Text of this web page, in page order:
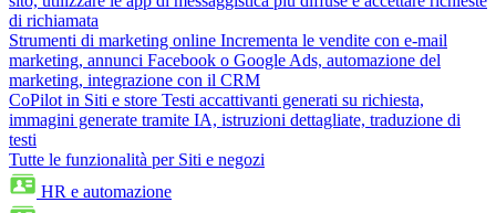
di richiamata
Strumenti di marketing online Incrementa le vendite con e-mail
marketing, annunci Facebook o Google Ads, automazione del
marketing, integrazione con il CRM
CoPilot in Siti e store Testi accattivanti generati su richiesta,
immagini generate tramite IA, istruzioni dettagliate, traduzione di
testi
Tutte le funzionalità per Siti e negozi
HR e automazione